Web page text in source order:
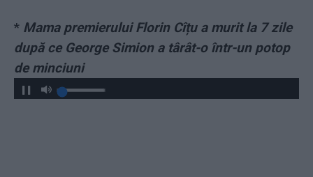
* Mama premierului Florin Cîțu a murit la 7 zile
după ce George Simion a târât-o într-un potop
de minciuni